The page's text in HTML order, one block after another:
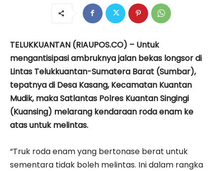
TELUKKUANTAN (RIAUPOS.CO) – Untuk
mengantisipasi ambruknya jalan bekas longsor di
Lintas Telukkuantan-Sumatera Barat (Sumbar),
tepatnya di Desa Kasang, Kecamatan Kuantan
Mudik, maka Satlantas Polres Kuantan Singingi
(Kuansing) melarang kendaraan roda enam ke
atas untuk melintas.
“Truk roda enam yang bertonase berat untuk
sementara tidak boleh melintas. Ini dalam rangka